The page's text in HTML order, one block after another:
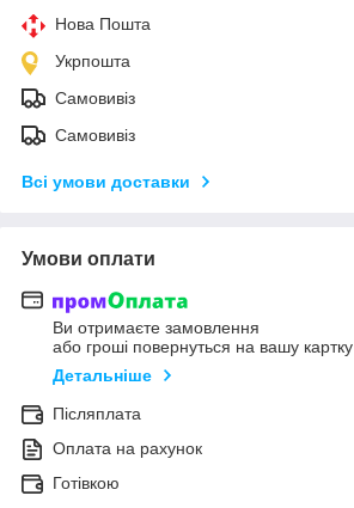
Нова Пошта
Укрпошта
Самовивіз
Самовивіз
Всі умови доставки
Умови оплати
Ви отримаєте замовлення
або гроші повернуться на вашу картку
Детальніше
Післяплата
Оплата на рахунок
Готівкою